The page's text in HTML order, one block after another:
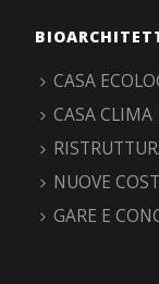
CASA
CASA CLIMA
NUOVE
GARE E